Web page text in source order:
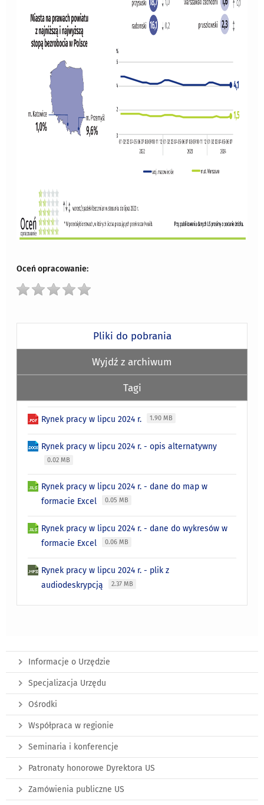
Oceń opracowanie:
Pliki do pobrania
Wyjdź z archiwum
Tagi
Rynek pracy w lipcu 2024 r. 1.90 MB
Rynek pracy w lipcu 2024 r. - opis alternatywny
0.02 MB
Rynek pracy w lipcu 2024 r. - dane do map w
formacie Excel
0.05 MB
Rynek pracy w lipcu 2024 r. - dane do wykresów w
formacie Excel
0.06 MB
Rynek pracy w lipcu 2024 r. - plik z
audiodeskrypcją
2.37 MB
Informacje o Urzędzie
Specjalizacja Urzędu
Ośrodki
Współpraca w regionie
Seminaria i konferencje
Patronaty honorowe Dyrektora US
Zamówienia publiczne US